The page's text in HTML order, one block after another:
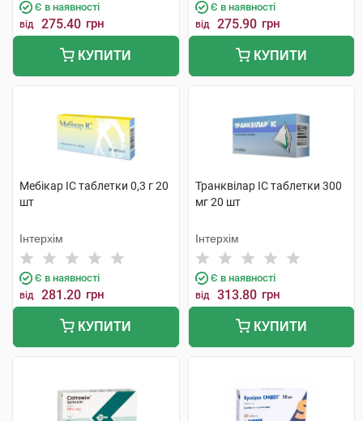
Є в наявності
від 275.40 грн
КУПИТИ
Є в наявності
від 275.90 грн
КУПИТИ
Мебікар IC таблетки 0,3 г 20
шт
Інтерхім
Є в наявності
від 281.20 грн
КУПИТИ
Транквілар IC таблетки 300
мг 20 шт
Інтерхім
Є в наявності
від 313.80 грн
КУПИТИ